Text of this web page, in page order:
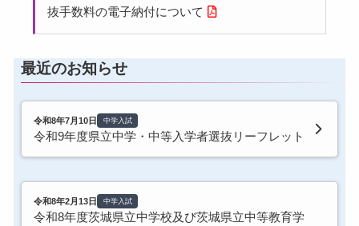
抜手数料の電子納付について
最近のお知らせ
令和8年7月10日 中学入試
令和9年度県立中学・中等入学者選抜リーフレット
令和8年2月13日 中学入試
令和8年度茨城県立中学校及び茨城県立中等教育学